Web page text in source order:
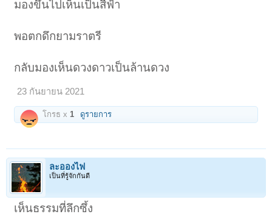
มองขึ้นไปเห็นเป็นสีฟ้า
พอตกดึกยามราตรี
กลับมองเห็นดวงดาวเป็นล้านดวง
23 กันยายน 2021
โกรธ x1 ดูรายการ
ละอองไฟ
เป็นที่รู้จักกันดี
เห็นธรรมที่ลึกซึ้ง